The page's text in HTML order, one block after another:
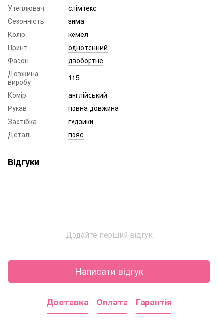
Утеплювач
слімтекс
Сезонність
зима
Колір
кемел
Принт
однотонний
Фасон
двобортне
Довжина
виробу
115
Комір
англійський
Рукав
повна довжина
Застібка
гудзики
Деталі
пояс
Відгуки
Додайте перший відгук
Написати відгук
Доставка Оплата Гарантія